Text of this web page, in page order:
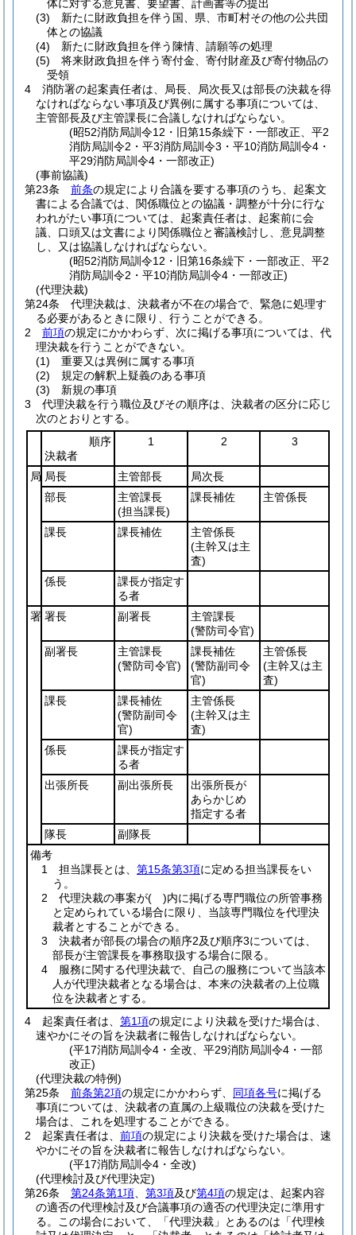
体に対する意見書、要望書、計画書等の提出
(3)
新たに財政負担を伴う国、県、市町村その他の公共団
体との協議
(4)
新たに財政負担を伴う陳情、請願等の処理
(5)
将来財政負担を伴う寄付金、寄付財産及び寄付物品の
受領
4
消防署の起案責任者は、局長、局次長又は部長の決裁を得
なければならない事項及び異例に属する事項については、
主管部長及び主管課長に合議しなければならない。
(昭52消防局訓令12・旧第15条繰下・一部改正、平2
消防局訓令2・平3消防局訓令3・平10消防局訓令4・
平29消防局訓令4・一部改正)
(事前協議)
第23条
前条の規定により合議を要する事項のうち、起案文
書による合議では、関係職位との協議・調整が十分に行な
われがたい事項については、起案責任者は、起案前に会
議、口頭又は文書により関係職位と審議検討し、意見調整
し、又は協議しなければならない。
(昭52消防局訓令12・旧第16条繰下・一部改正、平2
消防局訓令2・平10消防局訓令4・一部改正)
(代理決裁)
第24条
代理決裁は、決裁者が不在の場合で、緊急に処理す
る必要があるときに限り、行うことができる。
2
前項の規定にかかわらず、次に掲げる事項については、代
理決裁を行うことができない。
(1)
重要又は異例に属する事項
(2)
規定の解釈上疑義のある事項
(3)
新規の事項
3
代理決裁を行う職位及びその順序は、決裁者の区分に応じ
次のとおりとする。
順序
決裁者
1 2 3
局 局長 主管部長
局次長
部長
主管課長
(担当課長)
課長補佐 主管係長
課長 課長補佐
主管係長
(主幹又は主
査)
係長
課長が指定す
る者
署 署長 副署長
主管課長
(警防司令官)
副署長
主管課長
(警防司令官)
課長補佐
(警防副司令
官)
主管係長
(主幹又は主
査)
課長
課長補佐
(警防副司令
官)
主管係長
(主幹又は主
査)
係長
課長が指定す
る者
出張所長
副出張所長
出張所長が
あらかじめ
指定する者
隊長
副隊長
備考
1 担当課長とは、 第15条第3項に定める担当課長をい
う。
2 代理決裁の事案が( )内に掲げる専門職位の所管事務
と定められている場合に限り、当該専門職位を代理決
裁者とすることができる。
3 決裁者が部長の場合の順序2及び順序3については、
部長が主管課長を事務取扱する場合に限る。
4 服務に関する代理決裁で、自己の服務について当該本
人が代理決裁者となる場合は、本来の決裁者の上位職
位を決裁者とする。
4
起案責任者は、 第1項の規定により決裁を受けた場合は、
速やかにその旨を決裁者に報告しなければならない。
(平17消防局訓令4・全改、平29消防局訓令4・一部
改正)
(代理決裁の特例)
第25条
前条第2項の規定にかかわらず、 同項各号に掲げる
事項については、決裁者の直属の上級職位の決裁を受けた
場合は、これを処理することができる。
2
起案責任者は、 前項の規定により決裁を受けた場合は、速
やかにその旨を決裁者に報告しなければならない。
(平17消防局訓令4・全改)
(代理検討及び代理決定)
第26条
第24条第1項 第3項及び第4項の規定は、起案内容
の適否の代理検討及び合議事項の適否の代理決定に準用す
る。
この場合において、「代理決裁」とあるのは「代理検